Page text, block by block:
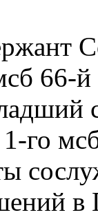
66-
1-го
в